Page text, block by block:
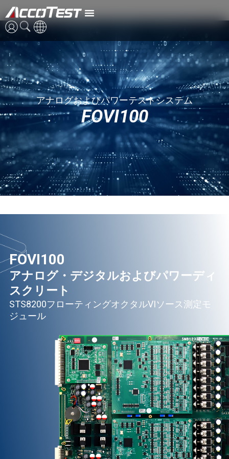
英語
中国語
日本語
FOVI100
アナログおよびパワーテストシステム
FOVI100
FOVI100
アナログ・デジタルおよびパワーディ
スクリート
STS8200フローティングオクタルVIソース測定モ
ジュール